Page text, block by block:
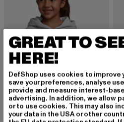
GREAT TO
HERE!
DefShop uses cookies to improve
save your preferences, analyse
provide and measure interest-
advertising. In addition, we allow
or to use cookies. This may also
your data in the USA or other